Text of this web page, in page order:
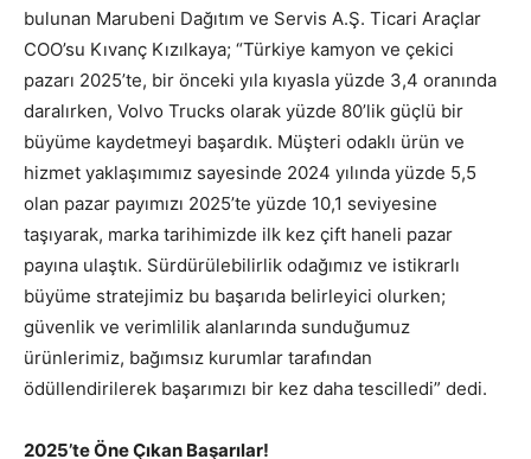
bulunan Marubeni Dağıtım ve Servis A.Ş. Ticari Araçlar
COO’su Kıvanç Kızılkaya; “Türkiye kamyon ve çekici
pazarı 2025’te, bir önceki yıla kıyasla yüzde 3,4 oranında
daralırken, Volvo Trucks olarak yüzde 80’lik güçlü bir
büyüme kaydetmeyi başardık. Müşteri odaklı ürün ve
hizmet yaklaşımımız sayesinde 2024 yılında yüzde 5,5
olan pazar payımızı 2025’te yüzde 10,1 seviyesine
taşıyarak, marka tarihimizde ilk kez çift haneli pazar
payına ulaştık. Sürdürülebilirlik odağımız ve istikrarlı
büyüme stratejimiz bu başarıda belirleyici olurken;
güvenlik ve verimlilik alanlarında sunduğumuz
ürünlerimiz, bağımsız kurumlar tarafından
ödüllendirilerek başarımızı bir kez daha tescilledi” dedi.
2025’te Öne Çıkan Başarılar!